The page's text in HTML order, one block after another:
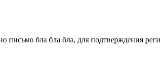
письмо бла бла бла, для подтверждения